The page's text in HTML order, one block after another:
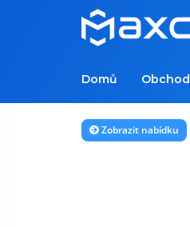
Domů Obchod
Zobrazit nabídku